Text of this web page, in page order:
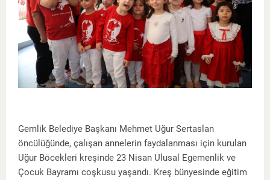
Gemlik Belediye Başkanı Mehmet Uğur Sertaslan
öncülüğünde, çalışan annelerin faydalanması için kurulan
Uğur Böcekleri kreşinde 23 Nisan Ulusal Egemenlik ve
Çocuk Bayramı coşkusu yaşandı. Kreş bünyesinde eğitim